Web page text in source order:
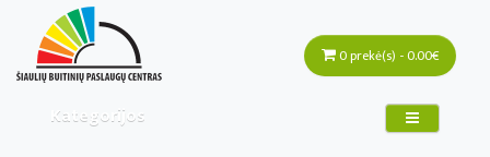
Kategorijos
0 prekė(s) - 0.00€